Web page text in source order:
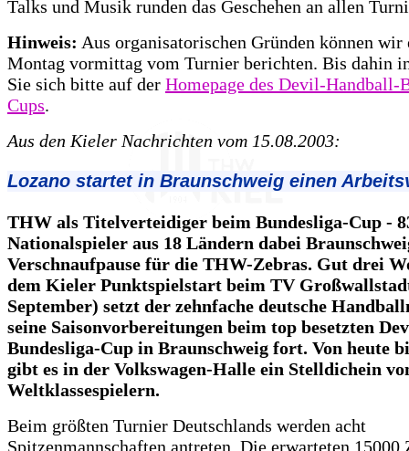
Talks und Musik runden das Geschehen an allen
Hinweis: Aus organisatorischen Gründen können wir
Montag vormittag vom Turnier berichten. Bis dahin
Sie sich bitte auf der Homepage des Devil-Handball-
Cups.
Aus den Kieler Nachrichten vom 15.08.2003:
Lozano startet in Braunschweig einen
THW als Titelverteidiger beim Bundesliga-Cup -
Nationalspieler aus 18 Ländern dabei
Verschnaufpause für die THW-Zebras. Gut drei
dem Kieler Punktspielstart beim TV
September) setzt der zehnfache deutsche
seine Saisonvorbereitungen beim top besetzten
Bundesliga-Cup in Braunschweig fort. Von heute
gibt es in der Volkswagen-Halle ein Stelldichein
Weltklassespielern.
Beim größten Turnier Deutschlands werden acht
Spitzenmannschaften antreten. Die erwarteten 15000